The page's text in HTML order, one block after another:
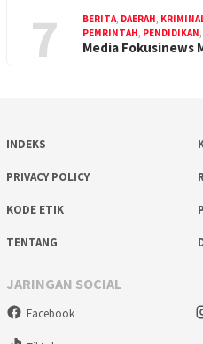
7 BERITA DAERAH
PEMRINTAH PENDIDIKAN
Media Fokusinews
INDEKS
PRIVACY POLICY
KODE ETIK
TENTANG
JARINGAN SOCIAL
Facebook